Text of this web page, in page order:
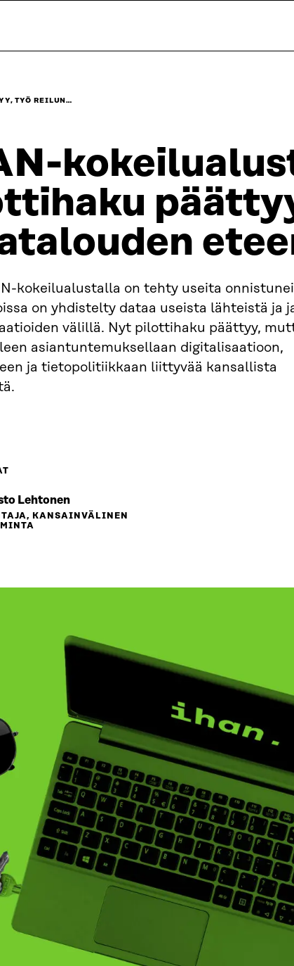
TYÖ REILUN…
kokeilualustalla on tehty useita
on yhdistelty dataa useista lähteistä ja
välillä. Nyt pilottihaku päättyy,
asiantuntemuksellaan digitalisaatioon,
ja tietopolitiikkaan liittyvää kansallista
Lehtonen
KANSAINVÄLINEN